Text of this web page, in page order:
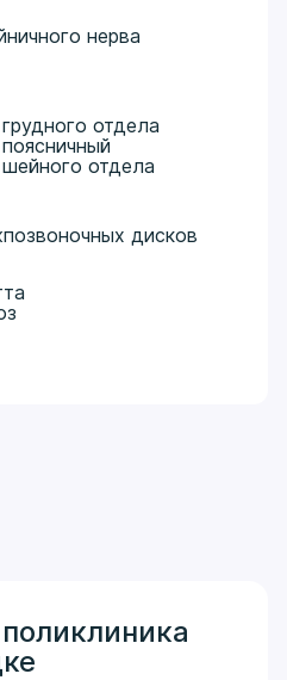
нерва
отдела
отдела
дисков